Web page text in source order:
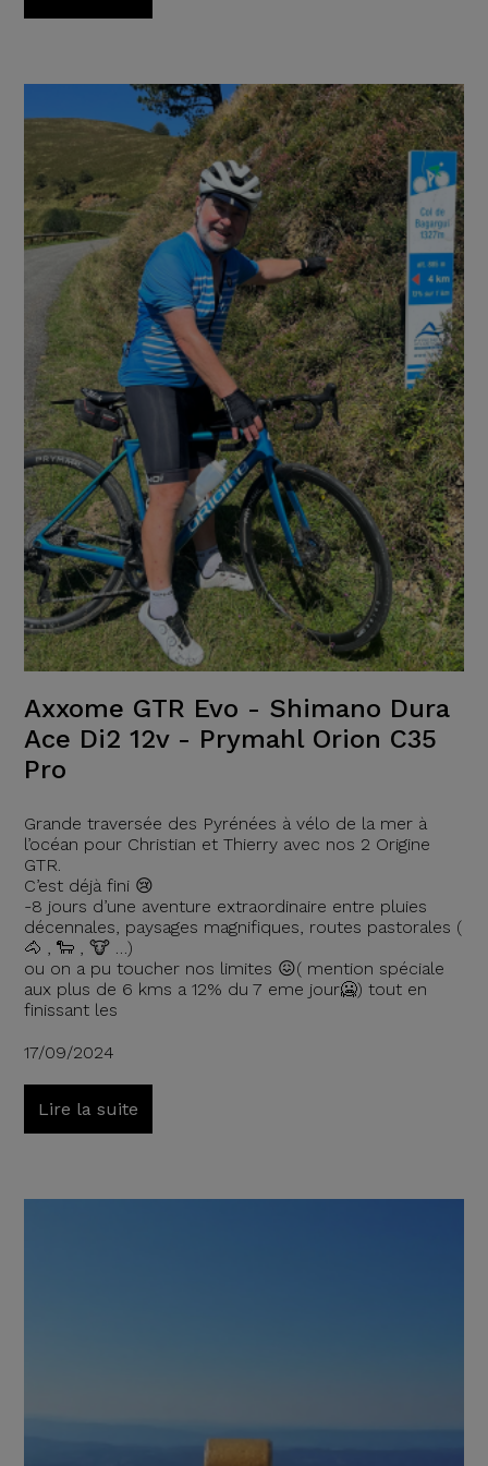
Axxome GTR Evo - Shimano Dura
Ace Di2 12v - Prymahl Orion C35
Pro
Grande traversée des Pyrénées à vélo de la mer à
l’océan pour Christian et Thierry avec nos 2 Origine
GTR.
C’est déjà fini 😢
-8 jours d’une aventure extraordinaire entre pluies
décennales, paysages magnifiques, routes pastorales (
🐴 , 🐑 , 🐮 …)
ou on a pu toucher nos limites 😖( mention spéciale
aux plus de 6 kms a 12% du 7 eme jour🥶) tout en
finissant les
17/09/2024
Lire la suite